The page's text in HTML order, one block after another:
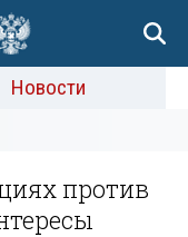
Новости
против